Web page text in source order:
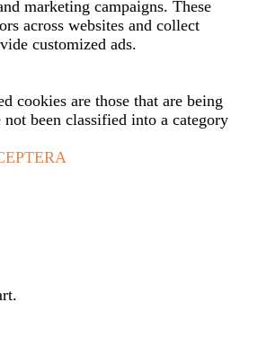
marketing campaigns. These
across websites and collect
customized ads.
cookies are those that are being
not been classified into a category